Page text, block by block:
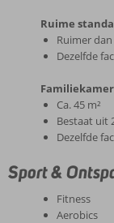
Ruime
Ruimer
Dezelfde
Ca. 45 m²
Bestaat uit
Dezelfde
Sport &
Fitness
Aerobics